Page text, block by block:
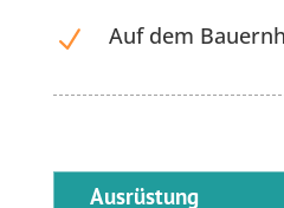
N Auf dem
Ausrüstung